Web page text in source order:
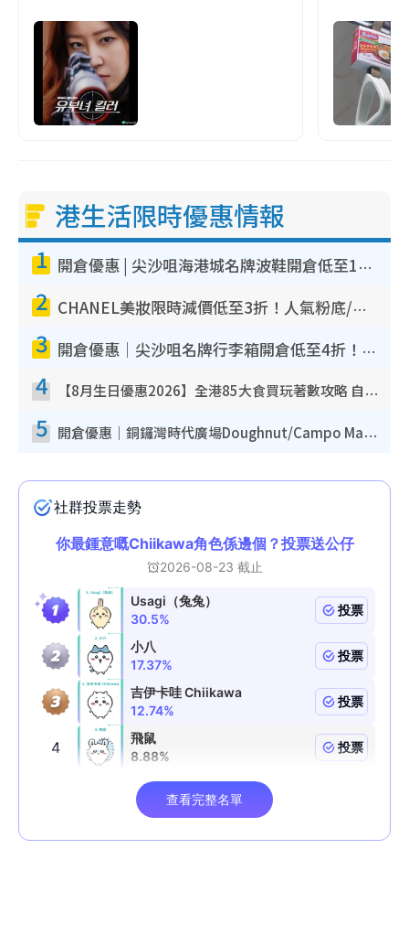
港生活限時優惠情報
1 開倉優惠 | 尖沙咀海港城名牌波鞋開倉低至1折！On鞋$899起／Joy&Peace鞋履$98起
2 CHANEL美妝限時減價低至3折！人氣粉底/唇膏/精華液低至$275！COCO香水都有平
3 開倉優惠｜尖沙咀名牌行李箱開倉低至4折！一連5日 American Tourister/ace./Hallmark $200起！
4 【8月生日優惠2026】全港85大食買玩著數攻略 自助餐/火鍋放題同行免費＋誠品/DONKI送現金券
5 開倉優惠｜銅鑼灣時代廣場Doughnut/Campo Marzio開倉低至1折！背囊、書包、手袋劈價$200起